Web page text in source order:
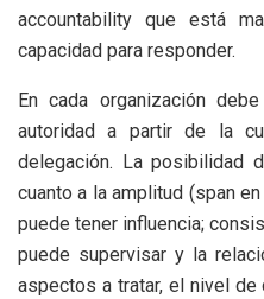
accountability que está
capacidad para responder.
En cada organización
autoridad a partir de la
delegación. La posibilidad
cuanto a la amplitud (span
puede tener influencia;
puede supervisar y la
aspectos a tratar, el nivel